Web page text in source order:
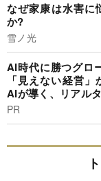
なぜ家康は水害に
か?
雪ノ光
AI時代に勝つグロ
「見えない経営
AIが導く、リアル
PR